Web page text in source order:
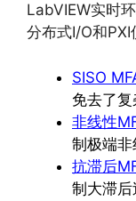
LabVIEW实时
分布式I/O和PXI
SISO
免去了复
非线性
制极端非
抗滞后
制大滞后